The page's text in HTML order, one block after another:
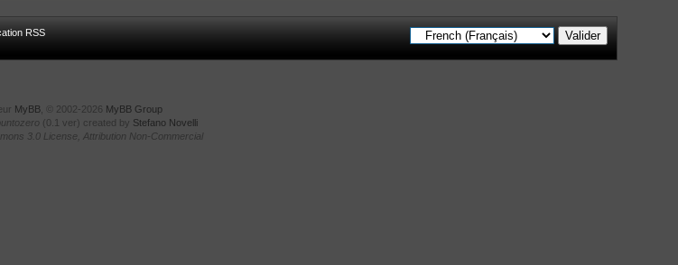
RSS
MyBB, © 2002-2026 MyBB Group
(0.1 ver) created by Stefano Novelli
3.0 License, Attribution Non-Commercial